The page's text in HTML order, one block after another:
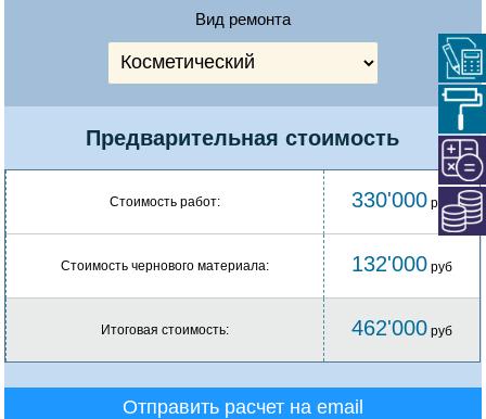
Вид ремонта
Предварительная стоимость
Стоимость работ: 330'000 руб
Стоимость чернового материала: 132'000 руб
Итоговая стоимость: 462'000 руб
Отправить расчет на email